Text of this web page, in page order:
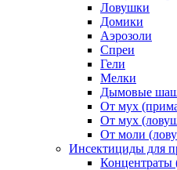
Ловушки
Домики
Аэрозоли
Спреи
Гели
Мелки
Дымовые
От мух
От мух
От моли
Инсектициды для